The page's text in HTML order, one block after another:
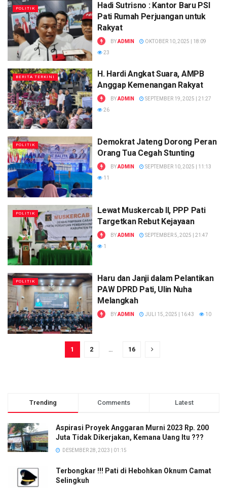
POLITIK
Hadi Sutrisno : Kantor Baru PSI
Pati Rumah Perjuangan untuk
Rakyat
BYADMIN
OKTOBER 10, 2025 | 18:09
23
BERITA TERKINI
H. Hardi Angkat Suara, AMPB
Anggap Kemenangan Rakyat
BYADMIN
SEPTEMBER 19, 2025 | 21:27
26
POLITIK
Demokrat Jateng Dorong Peran
Orang Tua Cegah Stunting
BYADMIN
SEPTEMBER 10, 2025 | 11:13
11
POLITIK
Lewat Muskercab II, PPP Pati
Targetkan Rebut Kejayaan
BYADMIN
SEPTEMBER 5, 2025 | 21:47
1
POLITIK
Haru dan Janji dalam Pelantikan
PAW DPRD Pati, Ulin Nuha
Melangkah
BYADMIN JULI 15, 2025 | 16:43 10
1 2 16
Trending Comments Latest
Aspirasi Proyek Anggaran Murni 2023 Rp. 200
Juta Tidak Dikerjakan, Kemana Uang Itu ???
DESEMBER 28, 2023 | 01:15
Terbongkar !!! Pati di Hebohkan Oknum Camat
Selingkuh